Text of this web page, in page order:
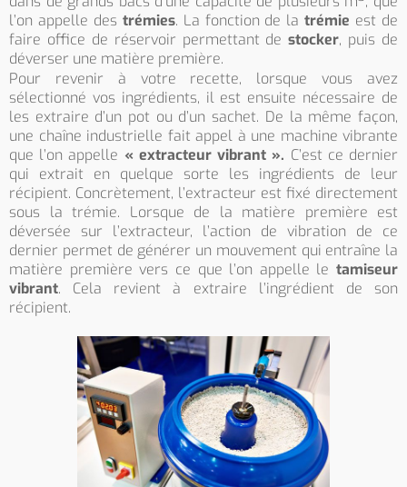
l’on appelle des trémies. La fonction de latrémie est de
faire office de réservoir permettant de stocker, puis de
déverser une matière première.
Pour revenir à votre recette, lorsque vous avez
sélectionné vos ingrédients, il est ensuite nécessaire de
les extraire d’un pot ou d’un sachet. De la même façon,
une chaîne industrielle fait appel à une machine vibrante
que l’on appelle « extracteur vibrant ». C’est ce dernier
qui extrait en quelque sorte les ingrédients de leur
récipient. Concrètement, l’extracteur est fixé directement
sous la trémie. Lorsque de la matière première est
déversée sur l’extracteur, l’action de vibration de ce
dernier permet de générer un mouvement qui entraîne la
matière première vers ce que l’on appelle le tamiseur
vibrant. Cela revient à extraire l’ingrédient de son
récipient.